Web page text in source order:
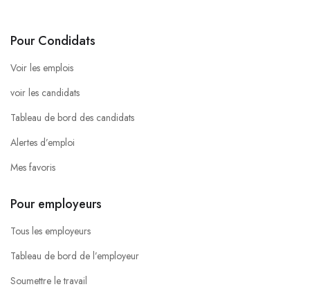
Pour Condidats
Voir les emplois
voir les candidats
Tableau de bord des candidats
Alertes d’emploi
Mes favoris
Pour employeurs
Tous les employeurs
Tableau de bord de l’employeur
Soumettre le travail